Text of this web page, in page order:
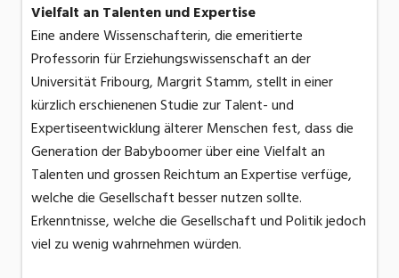
Vielfalt an Talenten und Expertise
Eine andere Wissenschafterin, die emeritierte
Professorin für Erziehungswissenschaft an der
Universität Fribourg, Margrit Stamm, stellt in einer
kürzlich erschienenen Studie zur Talent- und
Expertiseentwicklung älterer Menschen fest, dass die
Generation der Babyboomer über eine Vielfalt an
Talenten und grossen Reichtum an Expertise verfüge,
welche die Gesellschaft besser nutzen sollte.
Erkenntnisse, welche die Gesellschaft und Politik jedoch
viel zu wenig wahrnehmen würden.